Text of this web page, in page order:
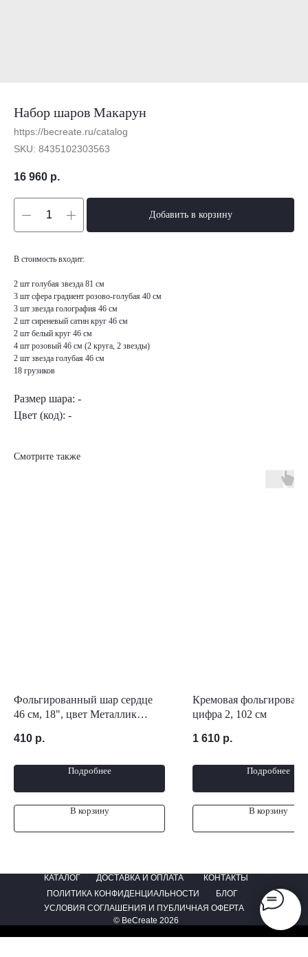
Набор шаров Макарун
https://becreate.ru/catalog
SKU: 8435102303563
16 960 р.
Добавить в корзину
В стоимость входит:
2 шт голубая звезда 81 см
3 шт сфера градиент розово-голубая 40 см
3 шт звезда голография 46 см
2 шт сиреневый сатин круг 46 см
2 шт белый круг 46 см
4 шт розовый 46 см (2 круга, 2 звезды)
2 шт звезда голубая 46 см
18 грузиков
Размер шара: -
Цвет (код): -
Смотрите также
Фольгированный шар сердце
46 см, 18", цвет Металлик
410 р.
Подробнее
В корзину
Кремовая
цифра 2, 102 см
1 610 р.
Подробнее
В корзину
КАТАЛОГ
© BeCreate 2026
ДОСТАВКА И ОПЛАТА
КОНТАКТЫ
ПОЛИТИКА КОНФИДЕНЦИАЛЬНОСТИ
БЛОГ
УСЛОВИЯ СОГЛАШЕНИЯ И ПУБЛИЧНАЯ ОФЕРТА